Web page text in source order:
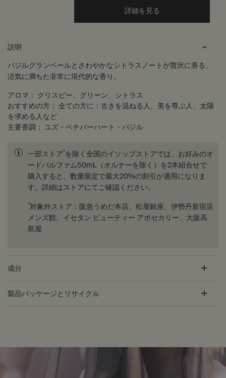
詳細を見る
説明
バジルグランベールとさわやかなシトラスノートが贅沢に香る、
活気に満ちた非常に現代的な香り。
アロマ：
クリスピー、グリーン、シトラス
おすすめの方： 全ての方に：古きを温ねる人、美を尊ぶ人、太陽
を求める人など
主要香調： ユズ・ベチバーハート・バジル
一部ストア*を除く全国のイソップストアでは、お好みのオ
ードパルファム50mL（オルナーを除く）を2本組合せで
購入すると、数量限定で最大20%の割引が適用になりま
す。詳細はストアにてご確認ください。
*対象外ストア：阪急うめだ本店、松屋銀座、伊勢丹新宿店
メンズ館、イセタン ビューティー アポセカリー、大阪高
島屋
成分
製品パッケージとリサイクル